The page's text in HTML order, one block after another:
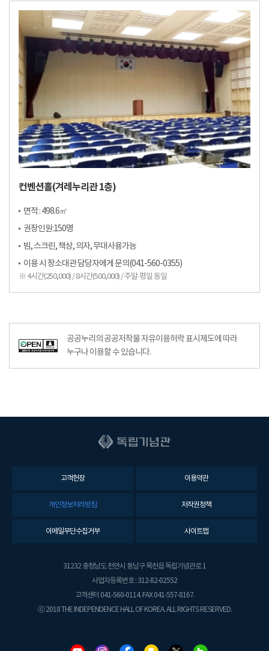
컨벤션홀(겨레누리관 1층)
면적 : 498.6㎡
권장인원:150명
빔, 스크린, 책상, 의자, 무대사용가능
이용 시 장소대관 담당자에게 문의(041-560-0355)
※ 4시간(250,000) / 8시간(500,000) / 주말·평일 동일
공공누리공공저작물자유이용허락–출처표시이미지
공공누리의 공공저작물 자유이용허락 표시제도에 따라
누구나 이용할 수 있습니다.
고객헌장 이용약관
개인정보처리방침 저작권정책
이메일무단수집거부 사이트맵
31232 충청남도 천안시 동남구 목천읍 독립기념관로 1
사업자등록번호 : 312-82-02552
고객센터 041-560-0114. FAX 041-557-8167.
ⓒ 2018 THE INDEPENDENCE HALL OF KOREA. ALL RIGHTS RESERVED.